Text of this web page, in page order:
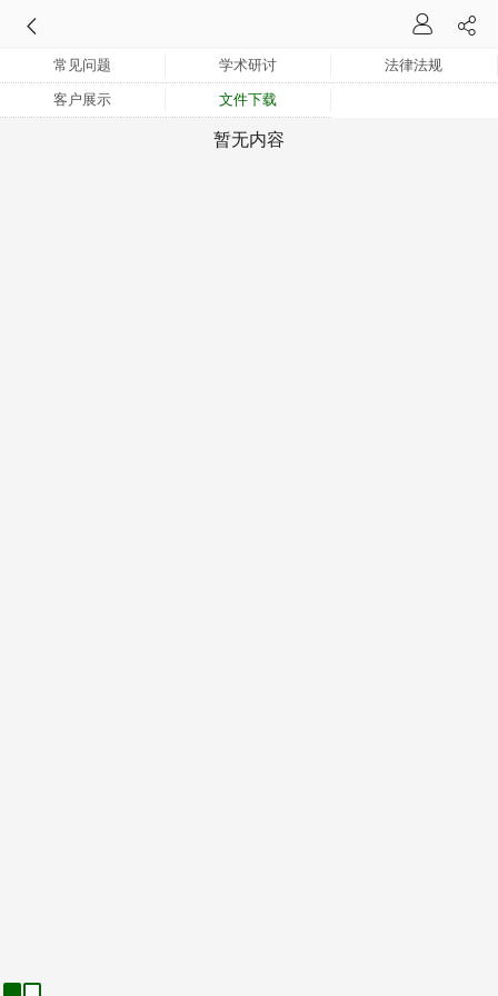
常见问题 学术研讨 法律法规
客户展示 文件下载
暂无内容